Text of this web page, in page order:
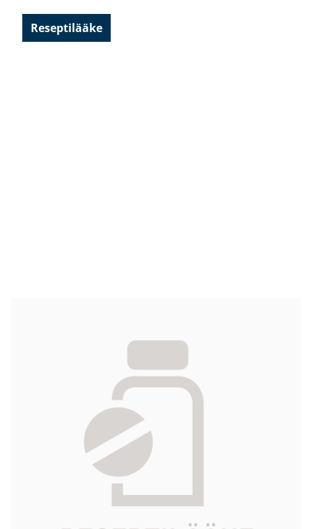
Reseptilääke
liuos 150 mg/ml Dripless 20 x 500 ml
551388
Vaikuttava aine mannitoli
20 x 500 ml
Baxter Oy
Tarkista Kela-korvattavuus